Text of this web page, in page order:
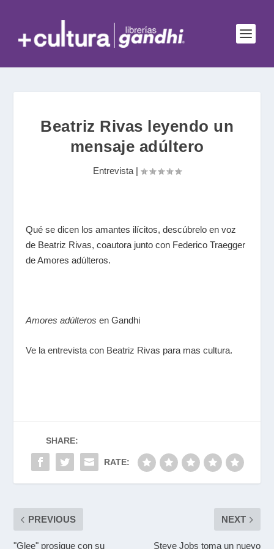
Beatriz Rivas leyendo un
mensaje adúltero
Entrevista |
Qué se dicen los amantes ilícitos, descúbrelo en voz
de Beatriz Rivas, coautora junto con Federico Traegger
de Amores adúlteros.
Amores adúlterosen Gandhi
Ve la entrevista con Beatriz Rivas para mas cultura.
SHARE:
RATE:
PREVIOUS
"Glee" prosigue con su
NEXT
Steve Jobs toma un nuevo